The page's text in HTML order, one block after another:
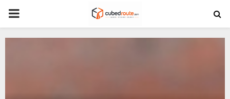
PRIMARY
MENU